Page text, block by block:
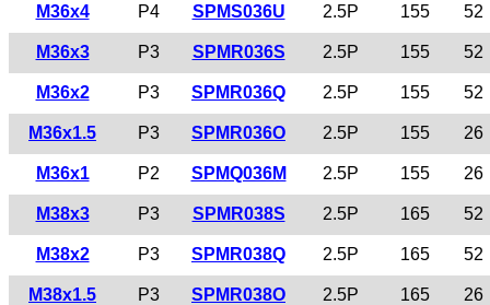
M36x4 P4 SPMS036U 2.5P 155 52
M36x3 P3 SPMR036S 2.5P 155 52
M36x2 P3 SPMR036Q 2.5P 155 52
M36x1.5 P3 SPMR036O 2.5P 155 26
M36x1 P2 SPMQ036M 2.5P 155 26
M38x3 P3 SPMR038S 2.5P 165 52
M38x2 P3 SPMR038Q 2.5P 165 52
M38x1.5 P3 SPMR038O 2.5P 165 26